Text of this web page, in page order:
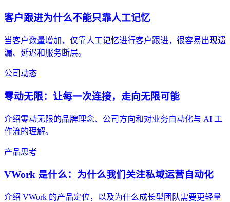
客户跟进为什么不能只靠人工记忆
当客户数量增加，仅靠人工记忆进行客户跟进，很容易出现遗
漏、延迟和服务断层。
公司动态
零动无限：让每一次连接，走向无限可能
介绍零动无限的品牌理念、公司方向和对业务自动化与 AI 工
作流的理解。
产品思考
VWork 是什么：为什么我们关注私域运营自动化
介绍 VWork 的产品定位，以及为什么成长型团队需要更轻量